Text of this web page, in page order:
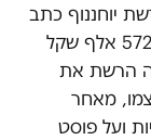
יוחננוף כתב
תביעה על לשון הרע והוצאת דיבה על סך 572 אלף שקל
הרשת את
מאחר
ועל פוסט